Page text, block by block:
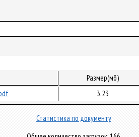
Размер(мб)
3.23
Статистика по документу